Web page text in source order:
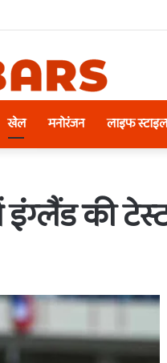
खेल मनोरंजन लाइफ स्टाइल
की